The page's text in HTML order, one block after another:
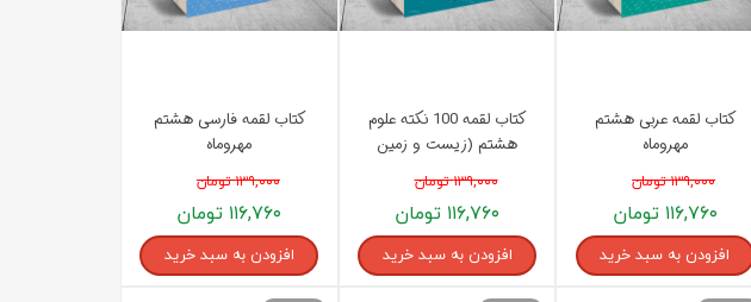
کتاب لقمه عربی هشتم
مهروماه
۱۳۹,۰۰۰ تومان
۱۱۶,۷۶۰ تومان
افزودن به سبد خرید
کتاب لقمه 100 نکته علوم
هشتم (زیست و زمین
۱۳۹,۰۰۰ تومان
۱۱۶,۷۶۰ تومان
افزودن به سبد خرید
کتاب لقمه فارسی هشتم
مهروماه
۱۳۹,۰۰۰ تومان
۱۱۶,۷۶۰ تومان
افزودن به سبد خرید